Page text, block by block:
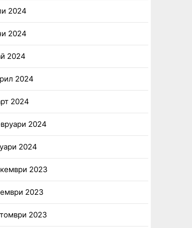
2024
2024
2024
2024
2024
2024
2024
2023
2023
2023